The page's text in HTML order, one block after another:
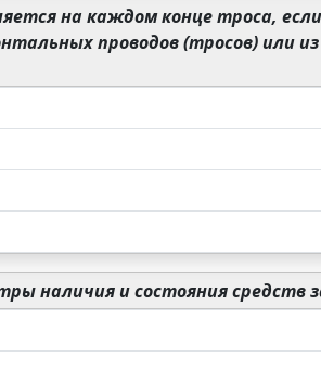
на каждом конце троса, если
проводов (тросов) или из
наличия и состояния средств